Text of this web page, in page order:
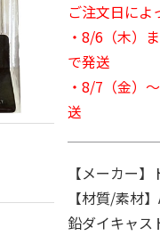
ご注文日によ
・8/6（木）
で発送
・8/7（金）
送
【メーカー
【材質/素材
鉛ダイキャス